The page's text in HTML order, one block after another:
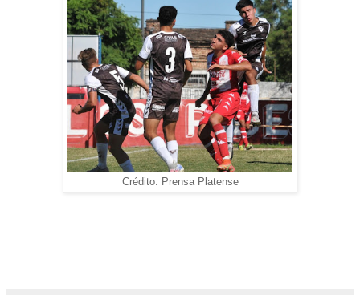
Crédito: Prensa Platense